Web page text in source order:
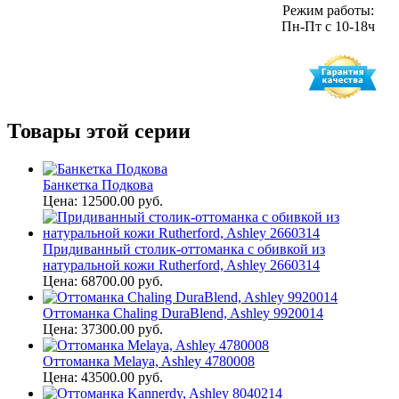
Режим работы:
Пн-Пт с 10-18ч
Товары этой серии
Банкетка Подкова
Цена: 12500.00 руб.
Придиванный столик-оттоманка с обивкой из
натуральной кожи Rutherford, Ashley 2660314
Цена: 68700.00 руб.
Оттоманка Chaling DuraBlend, Ashley 9920014
Цена: 37300.00 руб.
Оттоманка Melaya, Ashley 4780008
Цена: 43500.00 руб.